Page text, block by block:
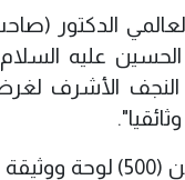
الدكتور
الحسين عليه
النجف الأشرف
وأضاف ( الحكيم) "ان